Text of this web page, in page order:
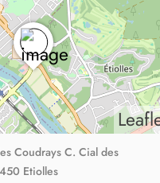
Coudrays C. Cial des
Etiolles